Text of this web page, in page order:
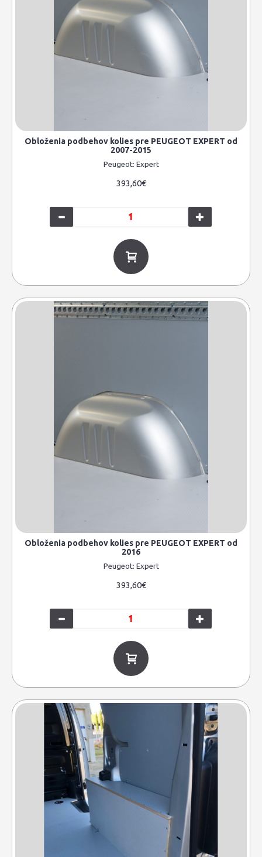
Obloženia podbehov kolies pre PEUGEOT EXPERT od
2007-2015
Peugeot: Expert
393,60€
Obloženia podbehov kolies pre PEUGEOT EXPERT od
2016
Peugeot: Expert
393,60€